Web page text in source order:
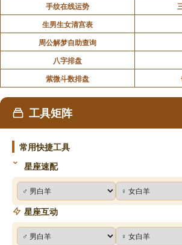
2、防诈骗风险：可能遇小人或诈
回报投资等承诺，与他人有金钱往来
时，需谨慎核查细节。
3、合理规划收支：整体财务状况
额外开销，要合理规划，节制消费，
免为他人担保以免卷入债务纠纷。
感情方面
1、单身者需理智：单身的属牛人
会结识到心仪的对象，但要保持理性
于求成而选择不合适的伴侣，还要
心，避免被不诚实的人欺骗。
手纹在线运势
生男生女清宫表
周公解梦自助查询
八字排盘
紫微斗数排盘
工具矩阵
常用快捷工具
星座速配
星座互动